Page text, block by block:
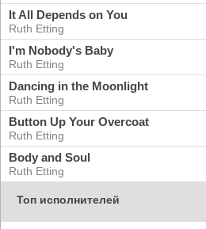
It All Depends on You
Ruth Etting
I'm Nobody's Baby
Ruth Etting
Dancing in the Moonlight
Ruth Etting
Button Up Your Overcoat
Ruth Etting
Body and Soul
Ruth Etting
Топ исполнителей